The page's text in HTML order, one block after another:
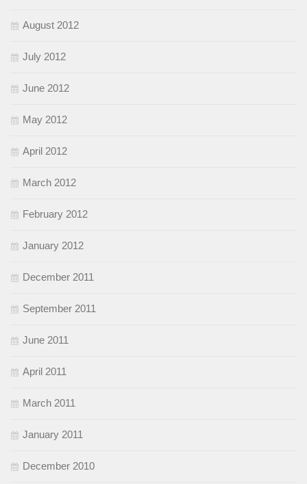
August 2012
July 2012
June 2012
May 2012
April 2012
March 2012
February 2012
January 2012
December 2011
September 2011
June 2011
April 2011
March 2011
January 2011
December 2010